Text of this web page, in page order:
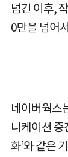
넘긴 이후,
0만을 넘어
네이버웍스
니케이션 증
화’와 같은